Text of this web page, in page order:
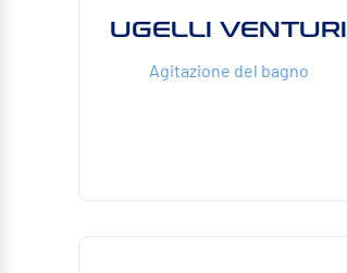
UGELLI VENTURI
Agitazione del bagno